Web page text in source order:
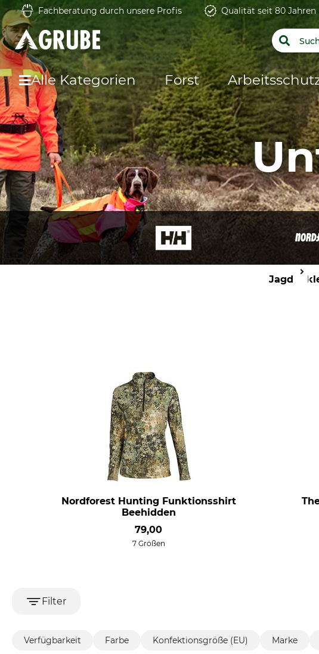
Fachberatung durch unsere Profis Qualität seit 80 Jahren
Alle Kategorien Forst
Jagd
Nordforest Hunting Funktionsshirt
Beehidden
79,00
7 Größen
Filter
Verfügbarkeit Farbe Konfektionsgröße (EU) Marke